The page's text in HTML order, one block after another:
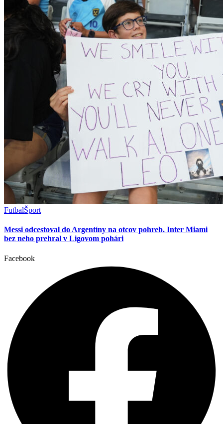
FutbalŠport
Messi odcestoval do Argentíny na otcov pohreb. Inter Miami
bez neho prehral v Ligovom pohári
Facebook